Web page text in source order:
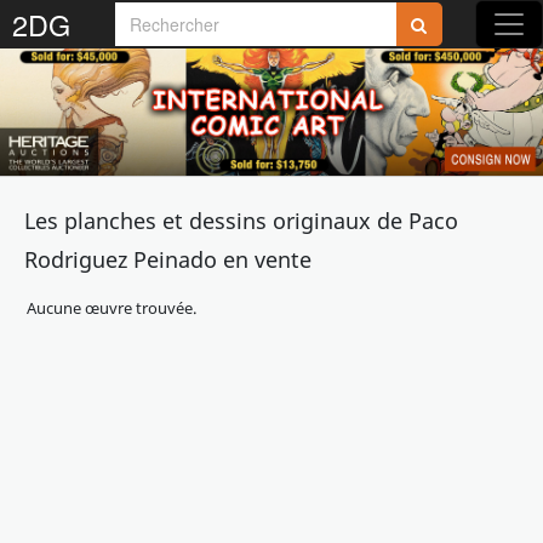
2DG
Les planches et dessins originaux de Paco
Rodriguez Peinado en vente
Aucune œuvre trouvée.